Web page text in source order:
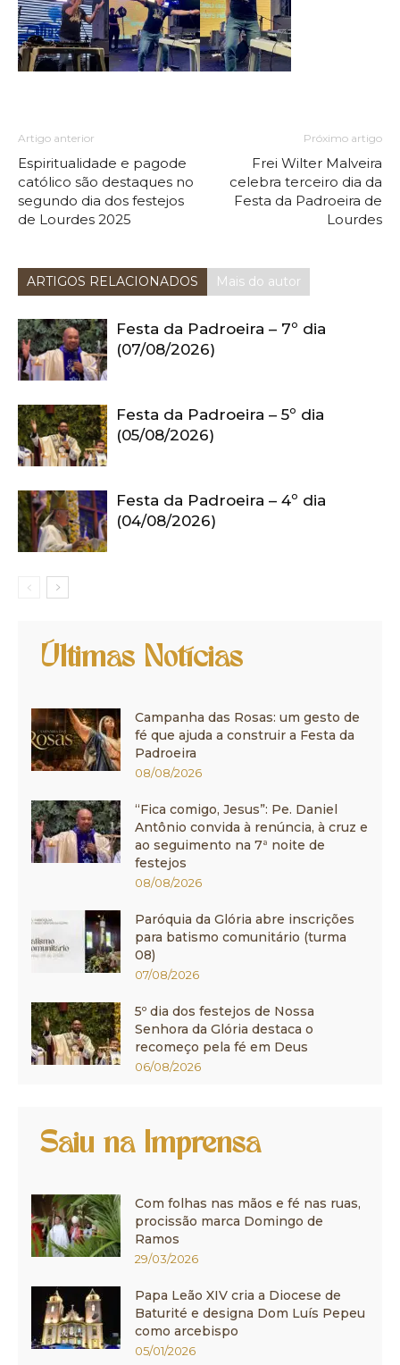
Artigo anterior
Espiritualidade e pagode
católico são destaques no
segundo dia dos festejos
de Lourdes 2025
Próximo artigo
Frei Wilter Malveira
celebra terceiro dia da
Festa da Padroeira de
Lourdes
ARTIGOS RELACIONADOS Mais do autor
Festa da Padroeira – 7º dia
(07/08/2026)
Festa da Padroeira – 5º dia
(05/08/2026)
Festa da Padroeira – 4º dia
(04/08/2026)
Últimas Notícias
Campanha das Rosas: um gesto de
fé que ajuda a construir a Festa da
Padroeira
08/08/2026
“Fica comigo, Jesus”: Pe. Daniel
Antônio convida à renúncia, à cruz e
ao seguimento na 7ª noite de
festejos
08/08/2026
Paróquia da Glória abre inscrições
para batismo comunitário (turma
08)
07/08/2026
5º dia dos festejos de Nossa
Senhora da Glória destaca o
recomeço pela fé em Deus
06/08/2026
Saiu na Imprensa
Com folhas nas mãos e fé nas ruas,
procissão marca Domingo de
Ramos
29/03/2026
Papa Leão XIV cria a Diocese de
Baturité e designa Dom Luís Pepeu
como arcebispo
05/01/2026